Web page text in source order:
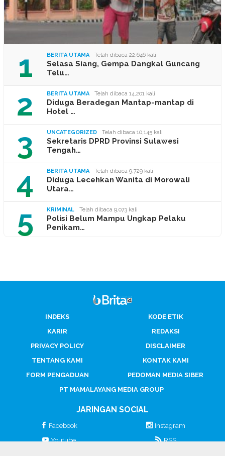
1 BERITA UTAMA Telah dibaca 22,646 kali
Selasa Siang, Gempa Dangkal Guncang
Telu…
2 BERITA UTAMA Telah dibaca 14,201 kali
Diduga Beradegan Mantap-mantap di
Hotel …
3 UNCATEGORIZED Telah dibaca 10,145 kali
Sekretaris DPRD Provinsi Sulawesi
Tengah…
4 BERITA UTAMA Telah dibaca 9,729 kali
Diduga Lecehkan Wanita di Morowali
Utara…
5 KRIMINAL Telah dibaca 9,073 kali
Polisi Belum Mampu Ungkap Pelaku
Penikam…
INDEKS
KODE ETIK
KARIR
REDAKSI
PRIVACY POLICY
DISCLAIMER
TENTANG KAMI
KONTAK KAMI
FORM PENGADUAN
PEDOMAN MEDIA SIBER
PT MAMALAYANG MEDIA GROUP
JARINGAN SOCIAL
Facebook
Instagram
Youtube
RSS